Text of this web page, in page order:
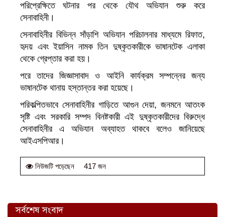
পরিপ্রেক্ষিতে ঘটনার পর থেকে যৌথ অভিযান শুরু করে
সেনাবাহিনী।
সেনাবাহিনীর বিভিন্ন সাঁড়াশি অভিযান পরিচালনার মাধ্যমে রিফাত,
হৃদয় এবং ইয়াসিন নামক তিন দুষ্কৃতকারীকে ভাষানটেক এলাকা
থেকে গ্রেপ্তার করা হয়।
পরে তাদের জিজ্ঞাসাবাদ ও আইনি কার্যক্রম সম্পন্নের জন্য
ভাষানটেক থানায় হস্তান্তর করা হয়েছে।
পরিকল্পিতভাবে সেনাবাহিনীর গাড়িতে আগুন দেয়া, জনমনে আতংক
সৃষ্টি এবং সরকারি সম্পদ বিনষ্টকারী এই দুষ্কৃতকারীদের বিরুদ্ধে
সেনাবাহিনীর এ অভিযান অব্যাহত থাকবে বলেও জানিয়েছে
আইএসপিআর।
নিউজটি পড়েছেন 417 জন
সর্বশেষ সংবাদ